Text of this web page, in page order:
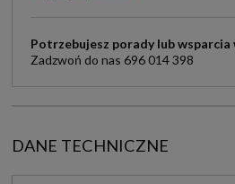
Potrzebujesz porady lub wsparcia
Zadzwoń do nas 696 014 398
DANE TECHNICZNE